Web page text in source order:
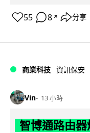
55 8 ↗ 分享
商業科技 資訊保安
Vin 13 小時
智博通路由